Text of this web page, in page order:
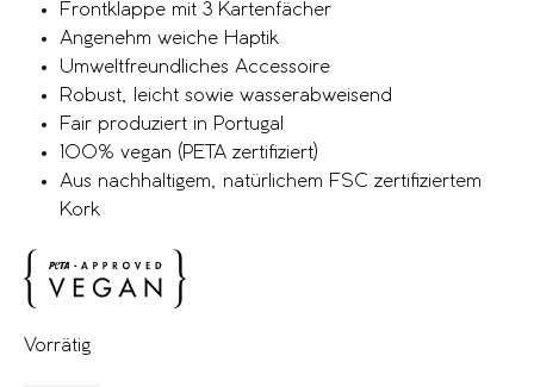
Frontklappe mit 3 Kartenfächer
Angenehm weiche Haptik
Umweltfreundliches Accessoire
Robust, leicht sowie wasserabweisend
Fair produziert in Portugal
100% vegan (PETA zertifiziert)
Aus nachhaltigem, natürlichem FSC zertifiziertem
Kork
Vorrätig